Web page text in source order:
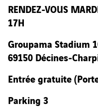
RENDEZ-VOUS
17H
Groupama Stadium
69150 Décines-
Entrée gratuite
Parking 3